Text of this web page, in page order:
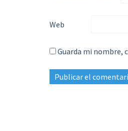
Web
Guarda mi nombre,